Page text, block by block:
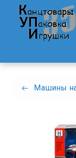
Машины